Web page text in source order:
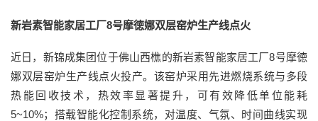
新岩素智能家居工厂8号摩徳娜双层窑炉生产线点火
近日，新锦成集团位于佛山西樵的新岩素智能家居工厂8号摩徳
娜双层窑炉生产线点火投产。该窑炉采用先进燃烧系统与多段
热能回收技术，热效率显著提升，可有效降低单位能耗
5~10%；搭载智能化控制系统，对温度、气氛、时间曲线实现